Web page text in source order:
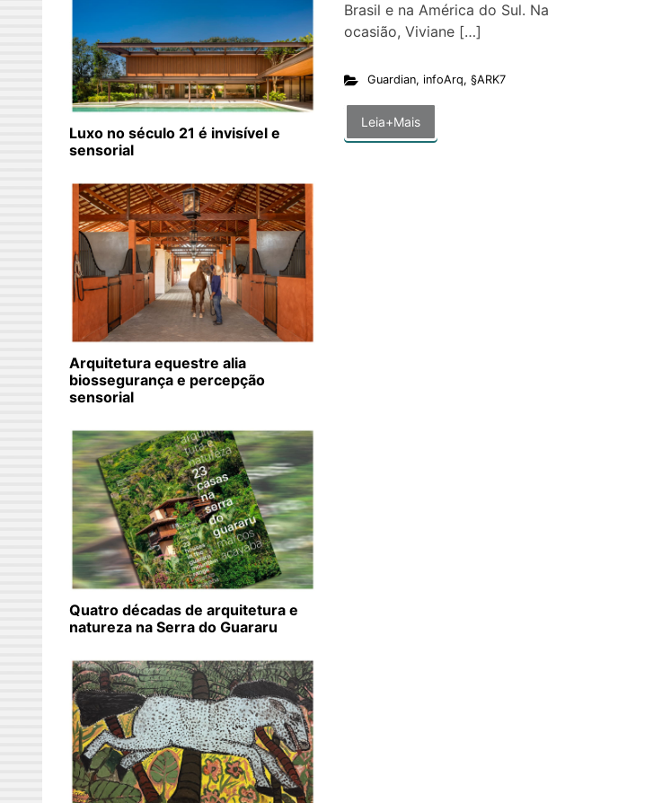
Brasil e na América do Sul. Na
ocasião, Viviane […]
Guardian, infoArq, §ARK7
Leia+Mais
Luxo no século 21 é invisível e
sensorial
Arquitetura equestre alia
biossegurança e percepção
sensorial
Quatro décadas de arquitetura e
natureza na Serra do Guararu